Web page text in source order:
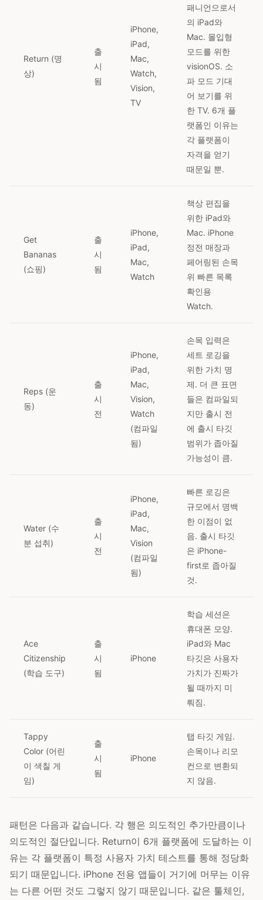
Return (명
상)
출
시
됨
iPhone,
iPad,
Mac,
Watch,
Vision,
TV
패니언으로서
의 iPad와
Mac. 몰입형
모드를 위한
visionOS. 소
파 모드 기대
어 보기를 위
한 TV. 6개 플
랫폼인 이유는
각 플랫폼이
자격을 얻기
때문일 뿐.
Get
Bananas
(쇼핑)
출
시
됨
iPhone,
iPad,
Mac,
Watch
책상 편집을
위한 iPad와
Mac. iPhone
정전 매장과
페어링된 손목
위 빠른 목록
확인용
Watch.
Reps (운
동)
출
시
전
iPhone,
iPad,
Mac,
Vision,
Watch
(컴파일
됨)
손목 입력은
세트 로깅을
위한 가치 명
제. 더 큰 표면
들은 컴파일되
지만 출시 전
에 출시 타깃
범위가 좁아질
가능성이 큼.
Water (수
분 섭취)
출
시
전
iPhone,
iPad,
Mac,
Vision
(컴파일
됨)
빠른 로깅은
규모에서 명백
한 이점이 없
음. 출시 타깃
은 iPhone-
first로 좁아질
것.
Ace
Citizenship
(학습 도구)
출
시
됨
iPhone
학습 세션은
휴대폰 모양.
iPad와 Mac
타깃은 사용자
가치가 진짜가
될 때까지 미
뤄짐.
Tappy
Color (어린
이 색칠 게
임)
출
시
됨
iPhone
탭 타깃 게임.
손목이나 리모
컨으로 변환되
지 않음.
패턴은 다음과 같습니다. 각 행은 의도적인 추가만큼이나
의도적인 절단입니다. Return이 6개 플랫폼에 도달하는 이
유는 각 플랫폼이 특정 사용자 가치 테스트를 통해 정당화
되기 때문입니다. iPhone 전용 앱들이 거기에 머무는 이유
는 다른 어떤 것도 그렇지 않기 때문입니다. 같은 툴체인,